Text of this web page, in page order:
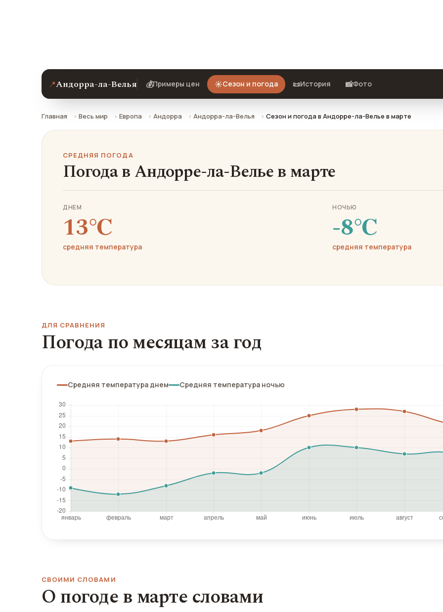
📍Андорра-ла-Велья 💰Примеры цен ☀️Сезон и погода 📜История 📸Фото
Главная Весь мир Европа Андорра Андорра-ла-Велья Сезон и погода в Андорре-ла-Велье в марте
СРЕДНЯЯ ПОГОДА
Погода в Андорре-ла-Велье в марте
ДНЕМ
13℃
средняя температура
НОЧЬЮ
-8℃
средняя температура
ДЛЯ СРАВНЕНИЯ
Погода по месяцам за год
Средняя температура днем Средняя температура ночью
СВОИМИ СЛОВАМИ
О погоде в марте словами